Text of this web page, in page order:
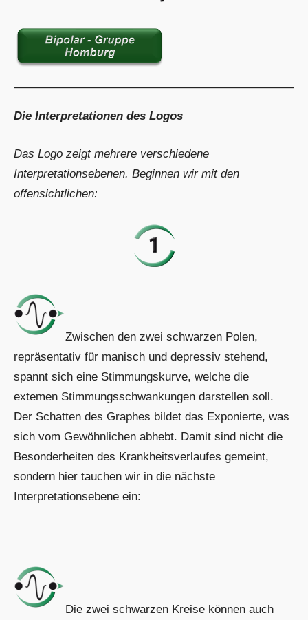
Die Interpretationen des Logos
Das Logo zeigt mehrere verschiedene
Interpretationsebenen. Beginnen wir mit den
offensichtlichen:
Zwischen den zwei schwarzen Polen,
repräsentativ für manisch und depressiv stehend,
spannt sich eine Stimmungskurve, welche die
extemen Stimmungsschwankungen darstellen soll.
Der Schatten des Graphes bildet das Exponierte, was
sich vom Gewöhnlichen abhebt. Damit sind nicht die
Besonderheiten des Krankheitsverlaufes gemeint,
sondern hier tauchen wir in die nächste
Interpretationsebene ein:
Die zwei schwarzen Kreise können auch